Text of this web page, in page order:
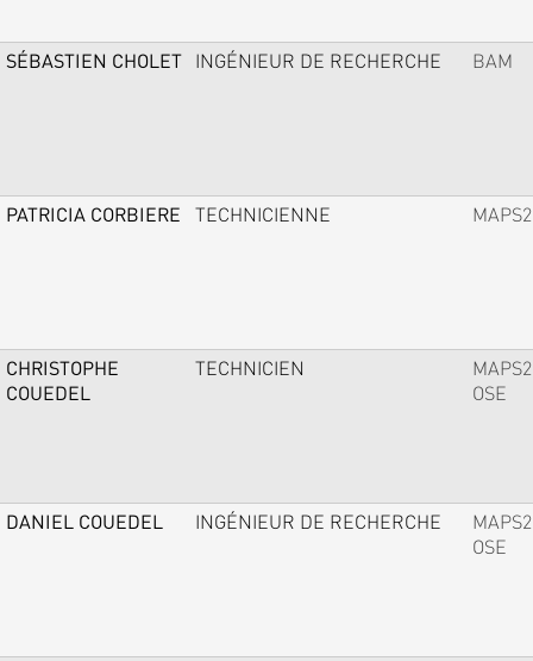
SÉBASTIEN CHOLET INGÉNIEUR DE RECHERCHE BAM
PATRICIA CORBIERE TECHNICIENNE MAPS2
CHRISTOPHE
COUEDEL
TECHNICIEN
MAPS2
OSE
DANIEL COUEDEL INGÉNIEUR DE RECHERCHE
MAPS2
OSE